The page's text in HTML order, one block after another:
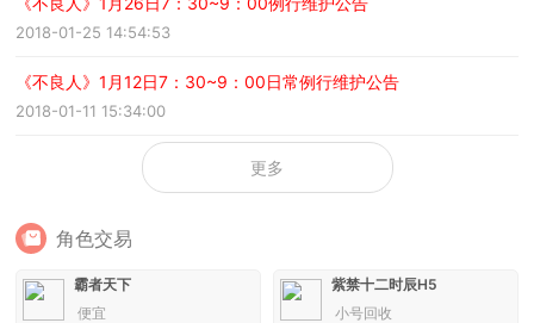
2018-01-25 14:54:53
《不良人》1月12日7：30~9：00日常例行维护公告
2018-01-11 15:34:00
更多
角色交易
霸者天下
便宜
紫禁十二时辰H5
小号回收